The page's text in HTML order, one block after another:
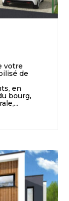
votre
de
en
bourg,